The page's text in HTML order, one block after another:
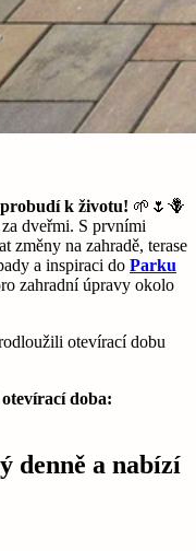
k životu! 🌱🌷🪻
dveřmi. S prvními
změny na zahradě, terase
a inspiraci do Parku
zahradní úpravy okolo
otevírací dobu
doba:
denně a nabízí